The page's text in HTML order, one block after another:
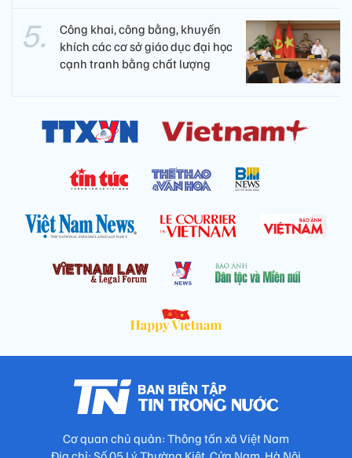
Công khai, công bằng, khuyến
khích các cơ sở giáo dục đại học
cạnh tranh bằng chất lượng​
Cơ quan chủ quản: Thông tấn xã Việt Nam